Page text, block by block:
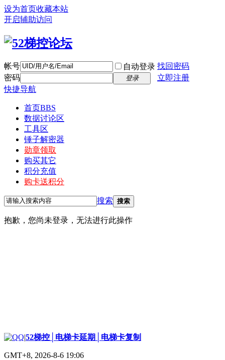
设为首页收藏本站
开启辅助访问
帐号 自动登录 找回密码
密码
登录
立即注册
快捷导航
首页BBS
数据讨论区
工具区
锤子解密器
勋章领取
购买其它
积分充值
购卡送积分
搜索 搜索
抱歉，您尚未登录，无法进行此操作
|52梯控│电梯卡延期│电梯卡复制
GMT+8, 2026-8-6 19:06